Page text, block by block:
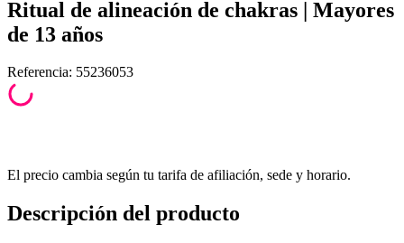
Ritual de alineación de chakras | Mayores
de 13 años
Referencia: 55236053
El precio cambia según tu tarifa de afiliación, sede y horario.
Descripción del producto